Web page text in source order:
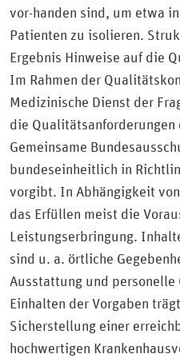
vor-handen sind, um etwa
Patienten zu isolieren.
Ergebnis Hinweise auf die
Im Rahmen der
Medizinische Dienst der
die
Gemeinsame
bundeseinheitlich in
vorgibt. In Abhängigkeit
das Erfüllen meist die
Leistungserbringung.
sind u. a. örtliche
Ausstattung und
Einhalten der Vorgaben
Sicherstellung einer
hochwertigen